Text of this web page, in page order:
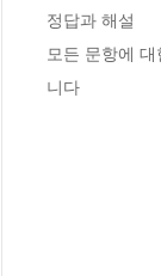
정답과 해설
모든 문항에
니다